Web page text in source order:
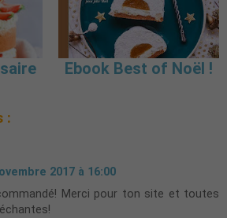
Ebook Best of Noël !
:
2017 à 16:00
Merci pour ton site et toutes